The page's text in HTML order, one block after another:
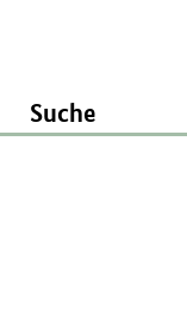
Suche